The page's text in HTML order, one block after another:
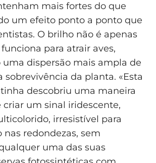
mais fortes do que
um efeito ponto a ponto que
O brilho não é apenas
para atrair aves,
uma dispersão mais ampla de
sobrevivência da planta. «Esta
descobriu uma maneira
criar um sinal iridescente,
irresistível para
nas redondezas, sem
uma das suas